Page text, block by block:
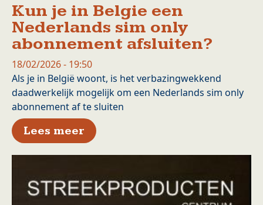
Kun je in Belgie een
Nederlands sim only
abonnement afsluiten?
18/02/2026 - 19:50
Als je in België woont, is het verbazingwekkend
daadwerkelijk mogelijk om een Nederlands sim only
abonnement af te sluiten
Lees meer over Kun je in Belgie een